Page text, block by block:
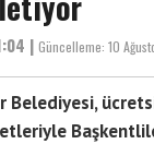
| Güncelleme: 10
Belediyesi,